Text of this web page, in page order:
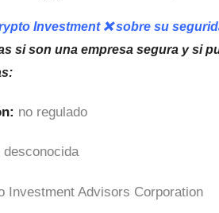
Investment ❌ sobre su
si son una empresa segura y si
no regulado
desconocida
Investment Advisors Corporation